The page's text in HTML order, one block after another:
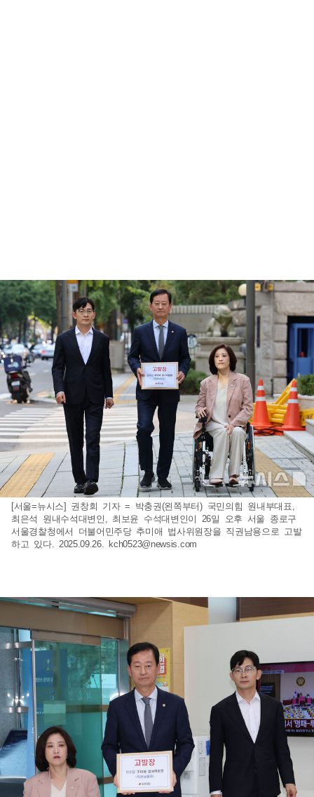
[서울=뉴시스] 권창회 기자 = 박충권(왼쪽부터) 국민의힘 원내부대표,
최은석 원내수석대변인, 최보윤 수석대변인이 26일 오후 서울 종로구
서울경찰청에서 더불어민주당 추미애 법사위원장을 직권남용으로 고발
하고 있다. 2025.09.26.
kch0523@newsis.com